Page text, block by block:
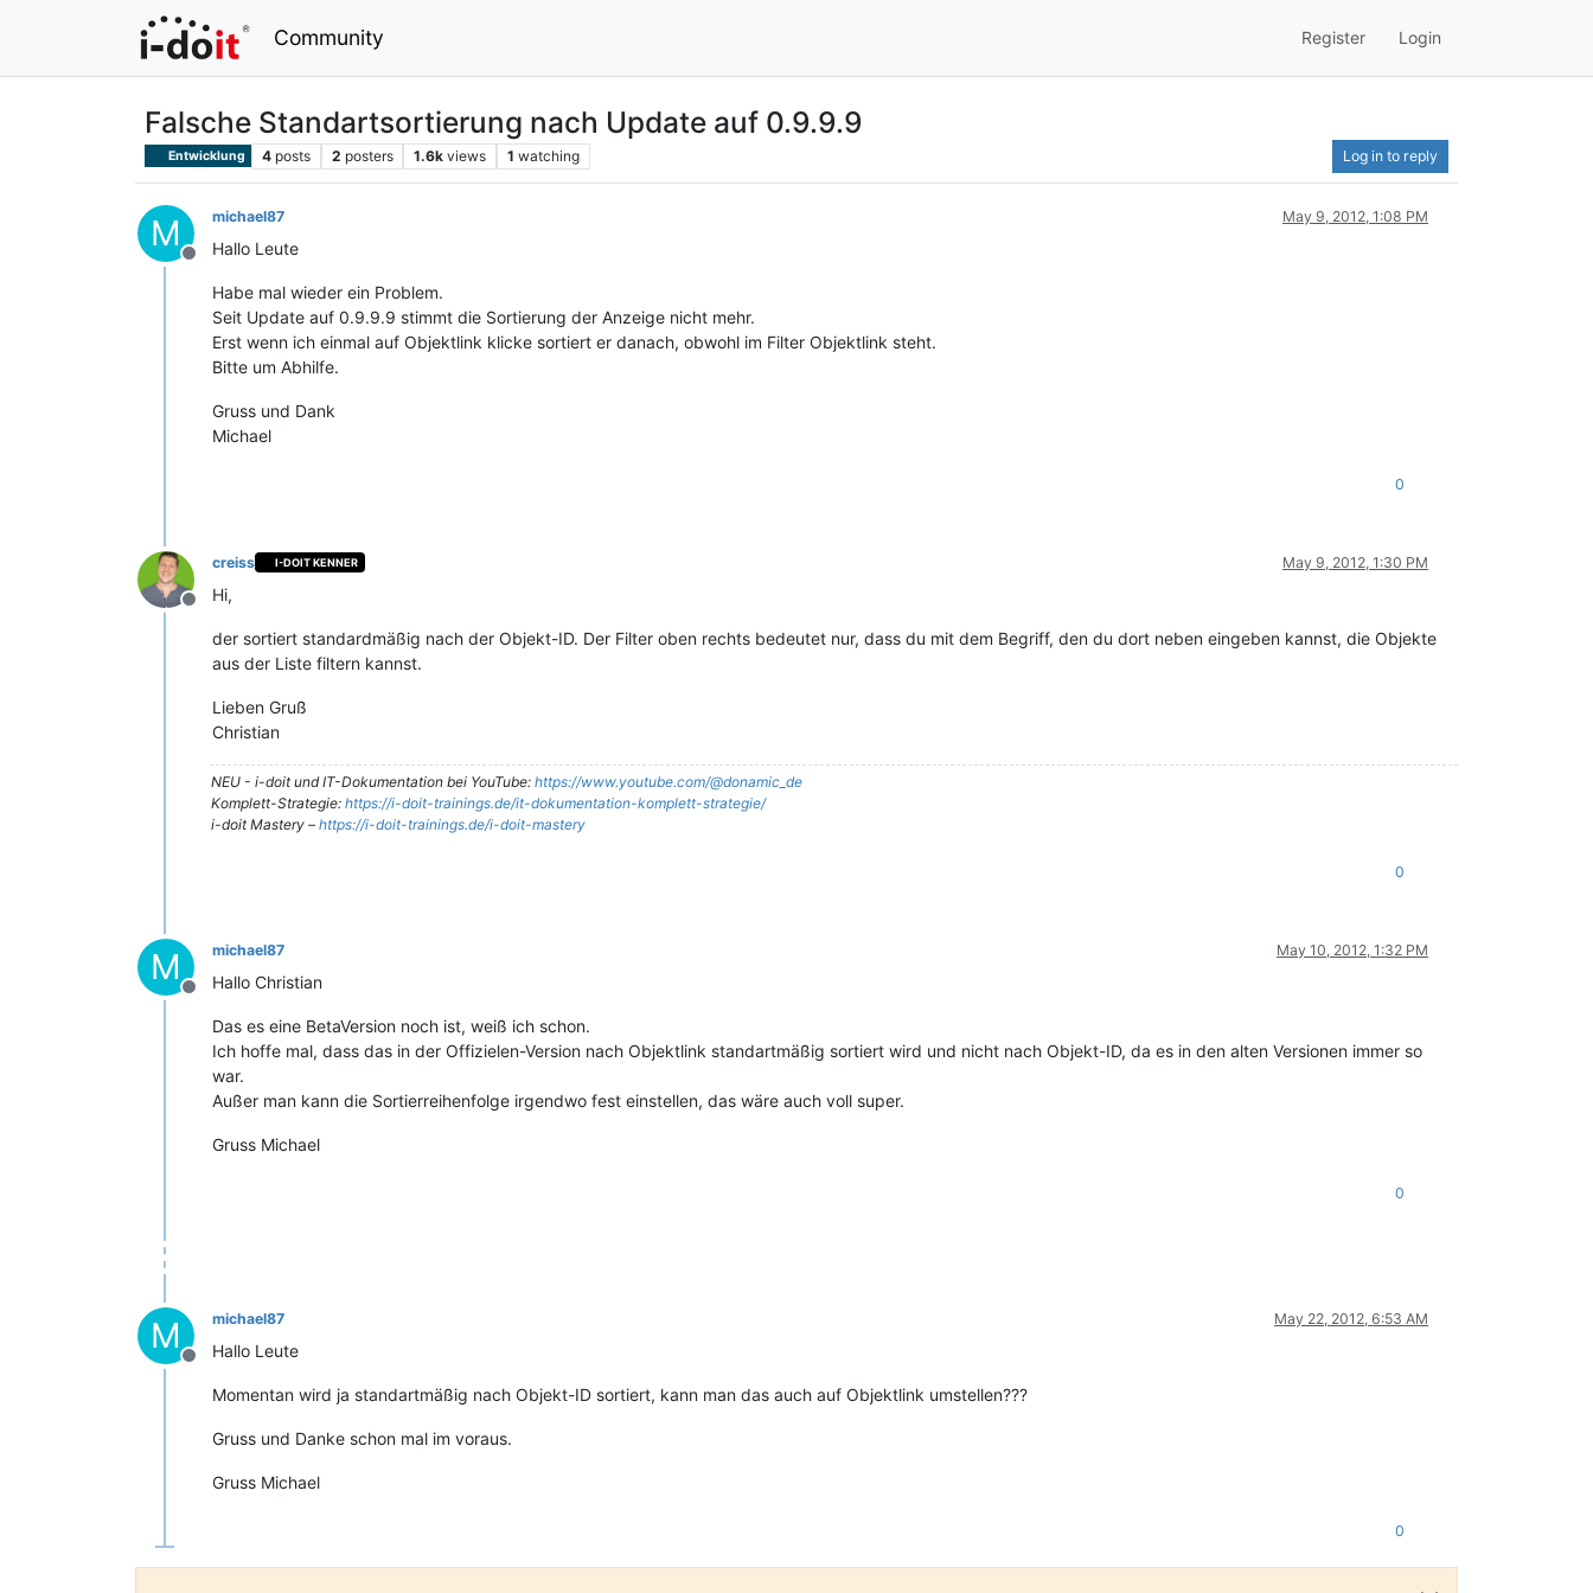
Community Register Login
Falsche Standartsortierung nach Update auf 0.9.9.9
Entwicklung 4 posts 2 posters 1.6k views 1 watching Log in to reply
M
Offline
michael87 May 9, 2012, 1:08 PM
Hallo Leute
Habe mal wieder ein Problem.
Seit Update auf 0.9.9.9 stimmt die Sortierung der Anzeige nicht mehr.
Erst wenn ich einmal auf Objektlink klicke sortiert er danach, obwohl im Filter Objektlink steht.
Bitte um Abhilfe.
Gruss und Dank
Michael
0
Offline
creiss I-DOIT KENNER May 9, 2012, 1:30 PM
Hi,
der sortiert standardmäßig nach der Objekt-ID. Der Filter oben rechts bedeutet nur, dass du mit dem Begriff, den du dort neben eingeben kannst, die Objekte
aus der Liste filtern kannst.
Lieben Gruß
Christian
NEU - i-doit und IT-Dokumentation bei YouTube: https://www.youtube.com/@donamic_de
Komplett-Strategie: https://i-doit-trainings.de/it-dokumentation-komplett-strategie/
i-doit Mastery – https://i-doit-trainings.de/i-doit-mastery
0
M
Offline
michael87 May 10, 2012, 1:32 PM
Hallo Christian
Das es eine BetaVersion noch ist, weiß ich schon.
Ich hoffe mal, dass das in der Offizielen-Version nach Objektlink standartmäßig sortiert wird und nicht nach Objekt-ID, da es in den alten Versionen immer so
war.
Außer man kann die Sortierreihenfolge irgendwo fest einstellen, das wäre auch voll super.
Gruss Michael
0
M
Offline
michael87 May 22, 2012, 6:53 AM
Hallo Leute
Momentan wird ja standartmäßig nach Objekt-ID sortiert, kann man das auch auf Objektlink umstellen???
Gruss und Danke schon mal im voraus.
Gruss Michael
0